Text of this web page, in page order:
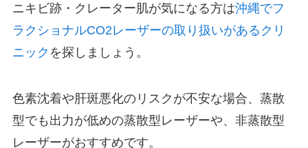
ニキビ跡・クレーター肌が気になる方は沖縄でフ
ラクショナルCO2レーザーの取り扱いがあるクリ
ニック を探しましょう。
色素沈着や肝斑悪化のリスクが不安な場合、蒸散
型でも出力が低めの蒸散型レーザーや、非蒸散型
レーザーがおすすめです。